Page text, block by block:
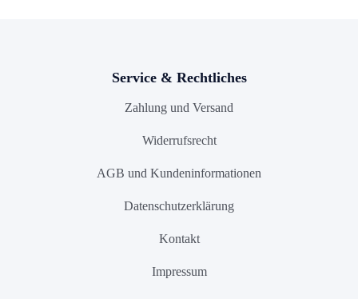
Service & Rechtliches
Zahlung und Versand
Widerrufsrecht
AGB und Kundeninformationen
Datenschutzerklärung
Kontakt
Impressum